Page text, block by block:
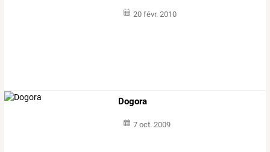
20 févr. 2010
Dogora
7 oct. 2009